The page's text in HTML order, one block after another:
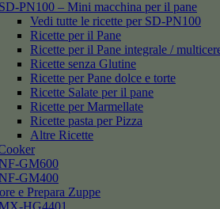
SD-PN100 – Mini macchina per il pane
Vedi tutte le ricette per SD-PN100
Ricette per il Pane
Ricette per il Pane integrale /
Ricette senza Glutine
Ricette per Pane dolce e torte
Ricette Salate per il pane
Ricette per Marmellate
Ricette pasta per Pizza
Altre Ricette
GM600
GM400
e Prepara Zuppe
HG4401